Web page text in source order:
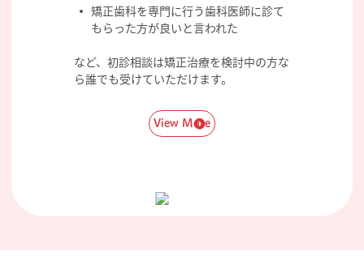
矯正歯科を専門に行う歯科医師に診て
もらった方が良いと言われた
など、初診相談は矯正治療を検討中の方な
ら誰でも受けていただけます。
View More